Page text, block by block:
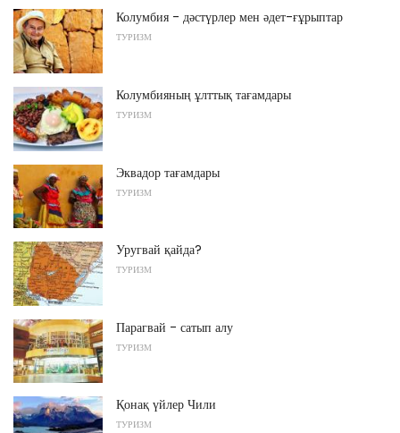
Колумбия - дәстүрлер мен әдет-ғұрыптар
ТУРИЗМ
Колумбияның ұлттық тағамдары
ТУРИЗМ
Эквадор тағамдары
ТУРИЗМ
Уругвай қайда?
ТУРИЗМ
Парагвай - сатып алу
ТУРИЗМ
Қонақ үйлер Чили
ТУРИЗМ